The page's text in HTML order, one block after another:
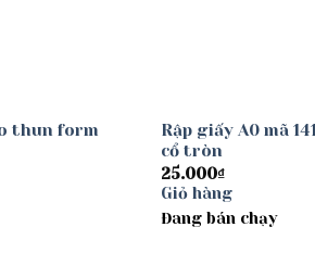
thun form
Rập giấy A0 mã
cổ tròn
25.000₫
Giỏ hàng
Đang bán chạy